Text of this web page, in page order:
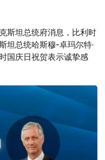
斯坦总统府消息，比利时
坦总统哈斯穆-卓玛尔特·
国庆日祝贺表示诚挚感